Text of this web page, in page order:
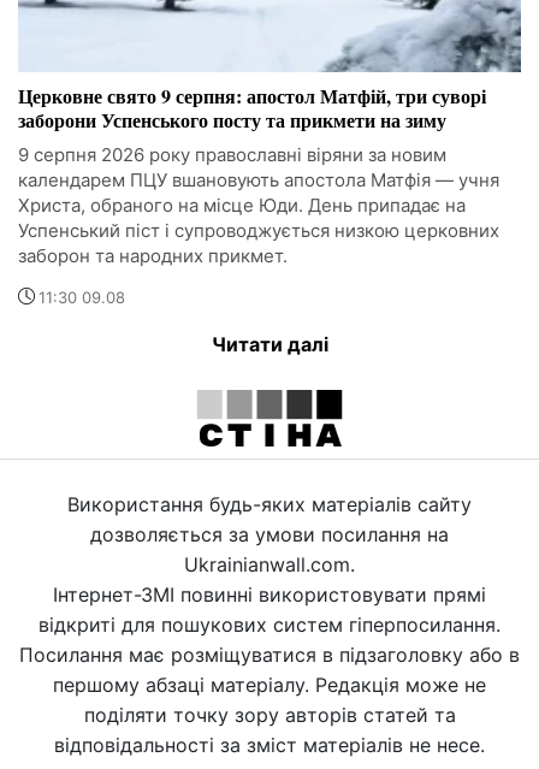
Церковне свято 9 серпня: апостол Матфій, три суворі
заборони Успенського посту та прикмети на зиму
9 серпня 2026 року православні віряни за новим
календарем ПЦУ вшановують апостола Матфія — учня
Христа, обраного на місце Юди. День припадає на
Успенський піст і супроводжується низкою церковних
заборон та народних прикмет.
11:30 09.08
Читати далі
Використання будь-яких матеріалів сайту
дозволяється за умови посилання на
Ukrainianwall.com.
Інтернет-ЗМІ повинні використовувати прямі
відкриті для пошукових систем гіперпосилання.
Посилання має розміщуватися в підзаголовку або в
першому абзаці матеріалу. Редакція може не
поділяти точку зору авторів статей та
відповідальності за зміст матеріалів не несе.